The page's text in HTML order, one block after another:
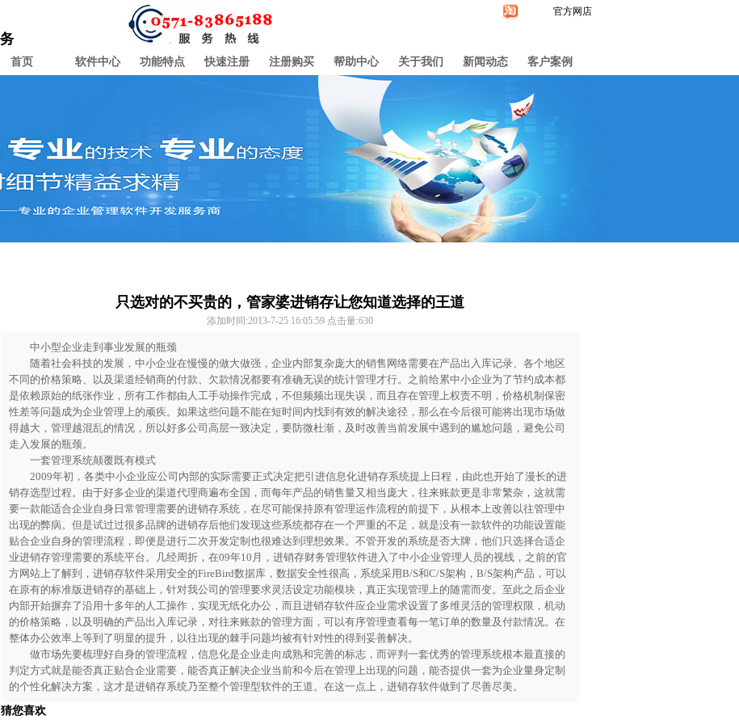
官方网店
首页 软件中心 功能特点 快速注册 注册购买 帮助中心 关于我们 新闻动态 客户案例
只选对的不买贵的，管家婆进销存让您知道选择的王道
添加时间:2013-7-25 16:05:59 点击量:630
中小型企业走到事业发展的瓶颈
随着社会科技的发展，中小企业在慢慢的做大做强，企业内部复杂庞大的销售网络需要在产品出入库记录、各个地区
不同的价格策略、以及渠道经销商的付款、欠款情况都要有准确无误的统计管理才行。之前给累中小企业为了节约成本都
是依赖原始的纸张作业，所有工作都由人工手动操作完成，不但频频出现失误，而且存在管理上权责不明，价格机制保密
性差等问题成为企业管理上的顽疾。如果这些问题不能在短时间内找到有效的解决途径，那么在今后很可能将出现市场做
得越大，管理越混乱的情况，所以好多公司高层一致决定，要防微杜渐，及时改善当前发展中遇到的尴尬问题，避免公司
走入发展的瓶颈。
一套管理系统颠覆既有模式
2009年初，各类中小企业应公司内部的实际需要正式决定把引进信息化进销存系统提上日程，由此也开始了漫长的进
销存选型过程。由于好多企业的渠道代理商遍布全国，而每年产品的销售量又相当庞大，往来账款更是非常繁杂，这就需
要一款能适合企业自身日常管理需要的进销存系统，在尽可能保持原有管理运作流程的前提下，从根本上改善以往管理中
出现的弊病。但是试过过很多品牌的进销存后他们发现这些系统都存在一个严重的不足，就是没有一款软件的功能设置能
贴合企业自身的管理流程，即便是进行二次开发定制也很难达到理想效果。不管开发的系统是否大牌，他们只选择合适企
业进销存管理需要的系统平台。几经周折，在09年10月，进销存财务管理软件进入了中小企业管理人员的视线，之前的官
方网站上了解到，进销存软件采用安全的FireBird数据库，数据安全性很高，系统采用B/S和C/S架构，B/S架构产品，可以
在原有的标准版进销存的基础上，针对我公司的管理要求灵活设定功能模块，真正实现管理上的随需而变。至此之后企业
内部开始摒弃了沿用十多年的人工操作，实现无纸化办公，而且进销存软件应企业需求设置了多维灵活的管理权限，机动
的价格策略，以及明确的产品出入库记录，对往来账款的管理方面，可以有序管理查看每一笔订单的数量及付款情况。在
整体办公效率上等到了明显的提升，以往出现的棘手问题均被有针对性的得到妥善解决。
做市场先要梳理好自身的管理流程，信息化是企业走向成熟和完善的标志，而评判一套优秀的管理系统根本最直接的
判定方式就是能否真正贴合企业需要，能否真正解决企业当前和今后在管理上出现的问题，能否提供一套为企业量身定制
的个性化解决方案，这才是进销存系统乃至整个管理型软件的王道。在这一点上，进销存软件做到了尽善尽美。
猜您喜欢